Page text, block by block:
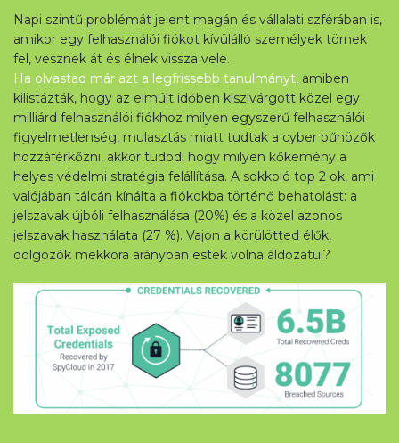
Napi szintű problémát jelent magán és vállalati szférában is,
amikor egy felhasználói fiókot kívülálló személyek törnek
fel, vesznek át és élnek vissza vele.
Ha olvastad már azt a legfrissebb tanulmányt, amiben
kilistázták, hogy az elmúlt időben kiszivárgott közel egy
milliárd felhasználói fiókhoz milyen egyszerű felhasználói
figyelmetlenség, mulasztás miatt tudtak a cyber bűnözők
hozzáférkőzni, akkor tudod, hogy milyen kőkemény a
helyes védelmi stratégia felállítása. A sokkoló top 2 ok, ami
valójában tálcán kínálta a fiókokba történő behatolást: a
jelszavak újbóli felhasználása (20%) és a közel azonos
jelszavak használata (27 %). Vajon a körülötted élők,
dolgozók mekkora arányban estek volna áldozatul?